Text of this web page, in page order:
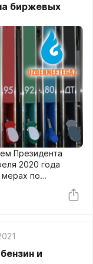
биржевых
Президента
2020 года
по
и дизельного
ценам,
котировок
и